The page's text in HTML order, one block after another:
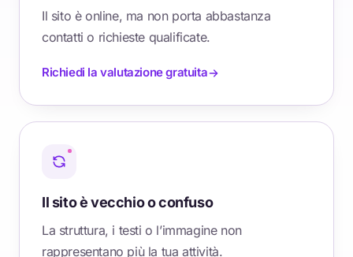
Il sito è online, ma non porta abbastanza
contatti o richieste qualificate.
Richiedi la valutazione gratuita
Il sito è vecchio o confuso
La struttura, i testi o l’immagine non
rappresentano più la tua attività.